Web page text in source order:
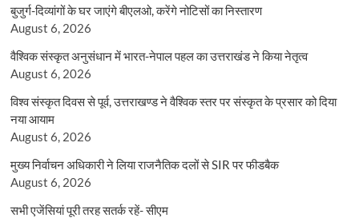
बुजुर्ग-दिव्यांगों के घर जाएंगे बीएलओ, करेंगे नोटिसों का निस्तारण
August 6, 2026
वैश्विक संस्कृत अनुसंधान में भारत-नेपाल पहल का उत्तराखंड ने किया नेतृत्व
August 6, 2026
विश्व संस्कृत दिवस से पूर्व, उत्तराखण्ड ने वैश्विक स्तर पर संस्कृत के प्रसार को दिया
नया आयाम
August 6, 2026
मुख्य निर्वाचन अधिकारी ने लिया राजनैतिक दलों से SIR पर फीडबैक
August 6, 2026
सभी एजेंसियां पूरी तरह सतर्क रहें- सीएम